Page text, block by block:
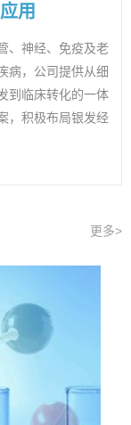
用
、神经、免疫及老
病，公司提供从细
到临床转化的一体
，积极布局银发经
更多>